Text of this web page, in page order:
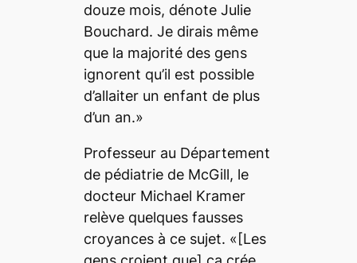
douze mois, dénote Julie
Bouchard. Je dirais même
que la majorité des gens
ignorent qu’il est possible
d’allaiter un enfant de plus
d’un an.»
Professeur au Département
de pédiatrie de McGill, le
docteur Michael Kramer
relève quelques fausses
croyances à ce sujet. «[Les